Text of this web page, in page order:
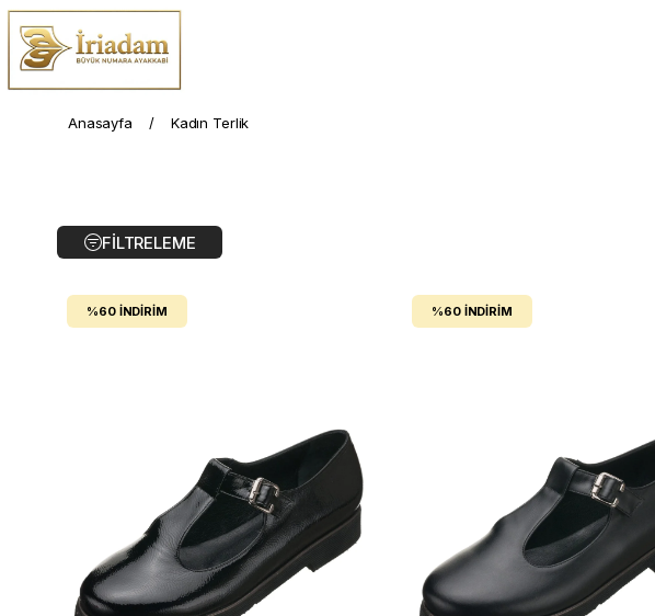
Anasayfa Kadın Terlik
FILTRELEME
%60 İNDIRIM %60 İNDIRIM